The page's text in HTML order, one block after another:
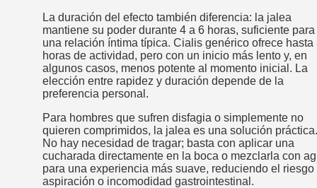
La duración del efecto también diferencia: la jalea
mantiene su poder durante 4 a 6 horas, suficiente para
una relación íntima típica. Cialis genérico ofrece hasta
horas de actividad, pero con un inicio más lento y, en
algunos casos, menos potente al momento inicial. La
elección entre rapidez y duración depende de la
preferencia personal.
Para hombres que sufren disfagia o simplemente no
quieren comprimidos, la jalea es una solución práctica.
No hay necesidad de tragar; basta con aplicar una
cucharada directamente en la boca o mezclarla con
para una experiencia más suave, reduciendo el riesgo
aspiración o incomodidad gastrointestinal.